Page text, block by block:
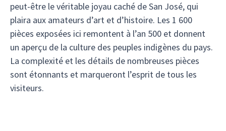
peut-être le véritable joyau caché de San José, qui
plaira aux amateurs d’art et d’histoire. Les 1 600
pièces exposées ici remontent à l’an 500 et donnent
un aperçu de la culture des peuples indigènes du pays.
La complexité et les détails de nombreuses pièces
sont étonnants et marqueront l’esprit de tous les
visiteurs.